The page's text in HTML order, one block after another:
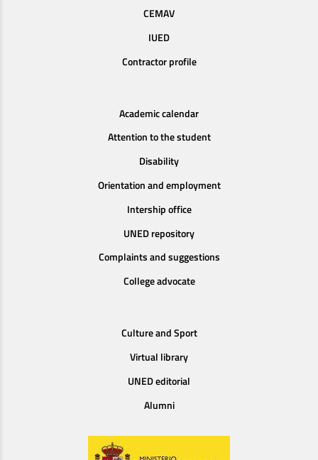
CEMAV
IUED
Contractor profile
Academic calendar
Attention to the student
Disability
Orientation and employment
Intership office
UNED repository
Complaints and suggestions
College advocate
Culture and Sport
Virtual library
UNED editorial
Alumni